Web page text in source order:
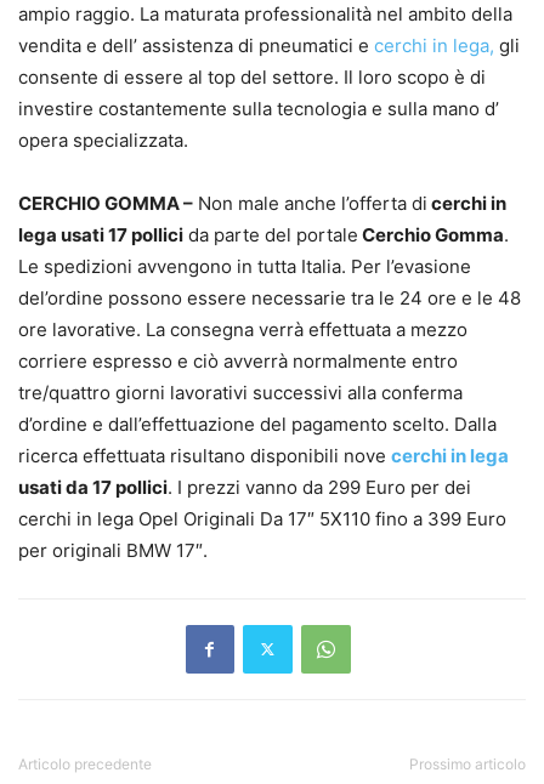
ampio raggio. La maturata professionalità nel ambito della
vendita e dell’ assistenza di pneumatici e cerchi in lega, gli
consente di essere al top del settore. Il loro scopo è di
investire costantemente sulla tecnologia e sulla mano d’
opera specializzata.
CERCHIO GOMMA – Non male anche l’offerta di cerchi in
lega usati 17 pollici da parte del portale Cerchio Gomma.
Le spedizioni avvengono in tutta Italia. Per l’evasione
del’ordine possono essere necessarie tra le 24 ore e le 48
ore lavorative. La consegna verrà effettuata a mezzo
corriere espresso e ciò avverrà normalmente entro
tre/quattro giorni lavorativi successivi alla conferma
d’ordine e dall’effettuazione del pagamento scelto. Dalla
ricerca effettuata risultano disponibili nove cerchi in lega
usati da 17 pollici. I prezzi vanno da 299 Euro per dei
cerchi in lega Opel Originali Da 17″ 5X110 fino a 399 Euro
per originali BMW 17″.
Articolo precedente Prossimo articolo